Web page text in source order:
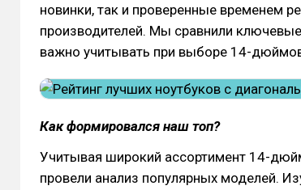
новинки, так и проверенные временем
производителей. Мы сравнили
важно учитывать при выборе 14-
Как формировался наш топ?
Учитывая широкий ассортимент 14-
провели анализ популярных моделей.